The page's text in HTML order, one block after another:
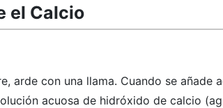
el Calcio
arde con una llama. Cuando se añade
acuosa de hidróxido de calcio